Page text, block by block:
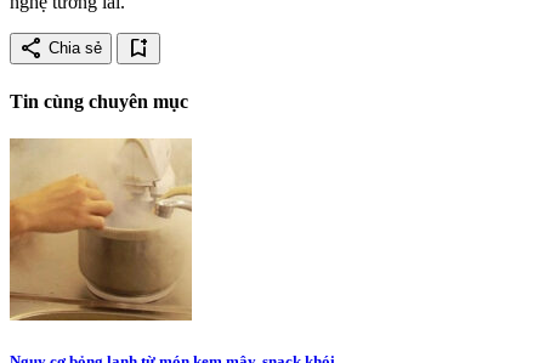
share Chia sẻ bookmark_add
Tin cùng chuyên mục